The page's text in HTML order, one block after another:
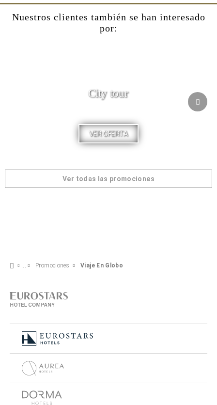
Nuestros clientes también se han interesado
por:
City tour
VER OFERTA
Ver todas las promociones
Promociones Viaje En Globo